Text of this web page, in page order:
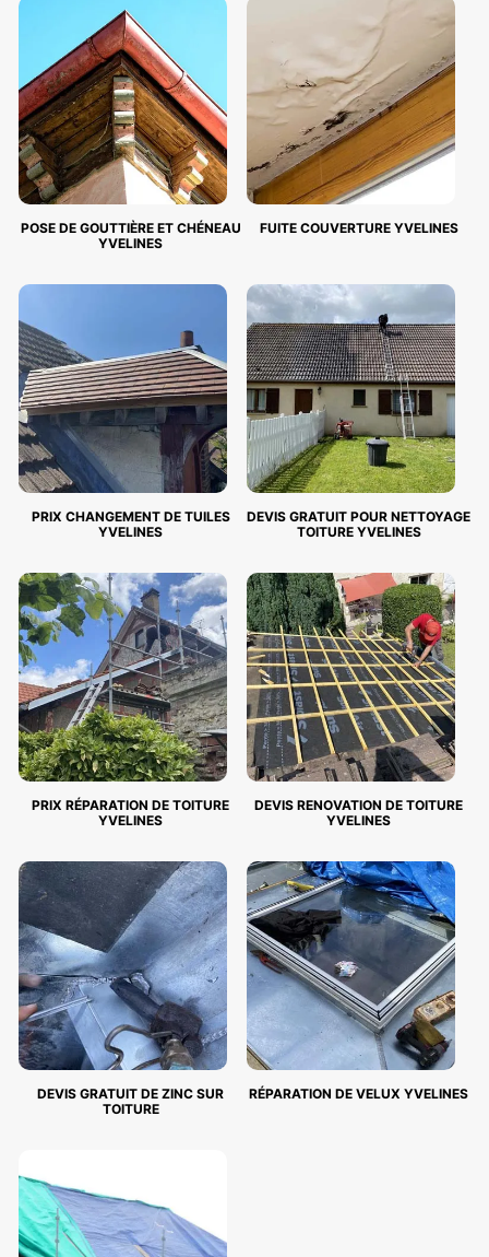
POSE DE GOUTTIÈRE ET CHÉNEAU
YVELINES
FUITE COUVERTURE YVELINES
PRIX CHANGEMENT DE TUILES
YVELINES
DEVIS GRATUIT POUR NETTOYAGE
TOITURE YVELINES
PRIX RÉPARATION DE TOITURE
YVELINES
DEVIS RENOVATION DE TOITURE
YVELINES
DEVIS GRATUIT DE ZINC SUR
TOITURE
RÉPARATION DE VELUX YVELINES